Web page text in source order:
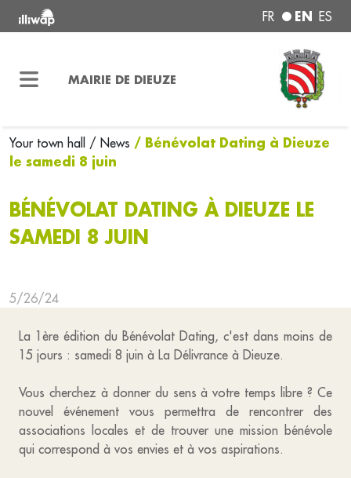
FR EN ES
MAIRIE DE DIEUZE
Your town hall / News / Bénévolat Dating à Dieuze
le samedi 8 juin
BÉNÉVOLAT DATING À DIEUZE LE
SAMEDI 8 JUIN
5/26/24
La 1ère édition du Bénévolat Dating, c'est dans moins de
15 jours : samedi 8 juin à La Délivrance à Dieuze.
Vous cherchez à donner du sens à votre temps libre ? Ce
nouvel événement vous permettra de rencontrer des
associations locales et de trouver une mission bénévole
qui correspond à vos envies et à vos aspirations.